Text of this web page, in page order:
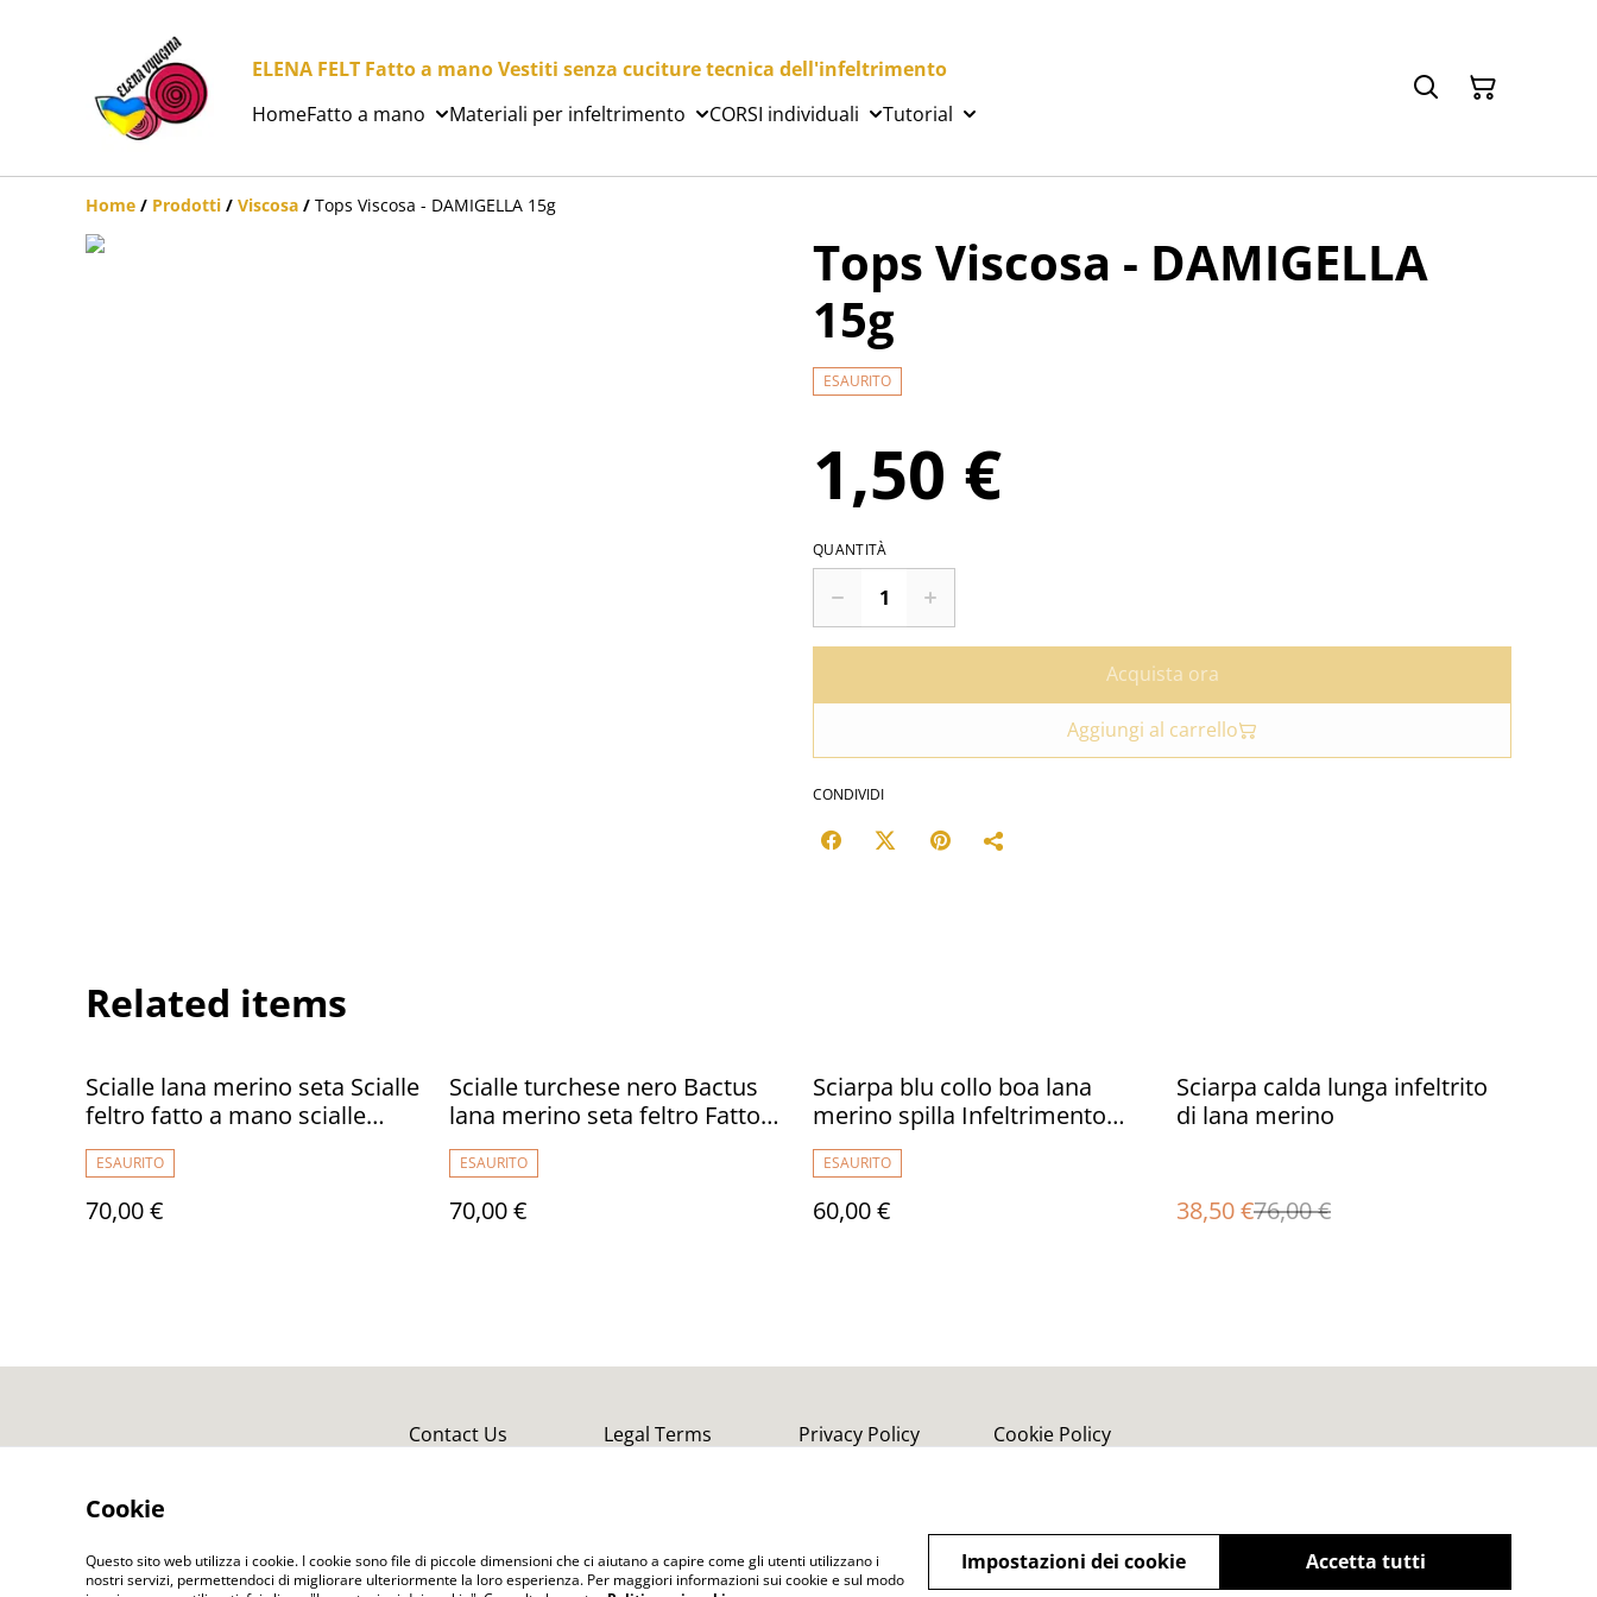
ELENA FELT Fatto a mano Vestiti senza cuciture tecnica dell'infeltrimento
HomeFatto a mano Materiali per infeltrimento CORSI individuali Tutorial
Home / Prodotti / Viscosa / Tops Viscosa - DAMIGELLA 15g
Tops Viscosa - DAMIGELLA
15g
ESAURITO
1,50 €
QUANTITÀ
Acquista ora
Aggiungi al carrello
CONDIVIDI
Related items
Scialle lana merino seta Scialle
feltro fatto a mano scialle
caldo bactus infeltrimento blu
donna Regalo unico per donne
grunge boho style
ESAURITO
70,00 €
Scialle turchese nero Bactus
lana merino seta feltro Fatto a
mano Sciarpa infeltrito
infeltrimento fiori donna
Scialle Regalo unico ragazze
ESAURITO
70,00 €
Sciarpa blu collo boa lana
merino spilla Infeltrimento
fatto a mano Sciarpa ragazza
donna feltro Regali unici
Regali per lei
ESAURITO
60,00 €
%
Sciarpa calda lunga infeltrito
di lana merino
38,50 €76,00 €
Contact Us Legal Terms Privacy Policy Cookie Policy
Cookie
Questo sito web utilizza i cookie. I cookie sono file di piccole dimensioni che ci aiutano a capire come gli utenti utilizzano i
nostri servizi, permettendoci di migliorare ulteriormente la loro esperienza. Per maggiori informazioni sui cookie e sul modo
Accetta tutti
Impostazioni dei cookie